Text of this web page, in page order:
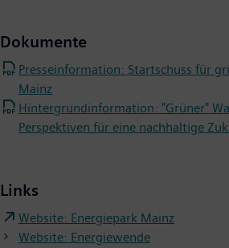
Dokumente
Presseinformation: Startschuss für
Mainz
Hintergrundinformation: "Grüner"
Perspektiven für eine nachhaltige
Links
Website: Energiepark Mainz
Website: Energiewende